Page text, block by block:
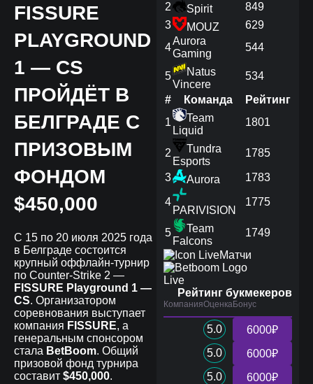
FISSURE
PLAYGROUND
1 — CS
ПРОЙДЁТ В
БЕЛГРАДЕ С
ПРИЗОВЫМ
ФОНДОМ
$450,000
С 15 по 20 июля 2025 года
в Белграде состоится
крупный оффлайн-турнир
по Counter-Strike 2 —
FISSURE Playground 1 —
CS. Организатором
соревнования выступает
компания FISSURE, а
генеральным спонсором
стала BetBoom. Общий
призовой фонд турнира
составит $450,000.
2
Spirit
849
3
MOUZ
629
4
Aurora
Gaming
544
5
Natus
Vincere
534
#
Команда
Рейтинг
1
Team
Liquid
1801
2
Tundra
Esports
1785
3 Aurora 1783
4
PARIVISION
1775
5
Team
Falcons
1749
Матчи
Live
Рейтинг букмекеров
КомпанияОценкаБонус
5.0
6000₽
5.0
6000₽
5.0
6000₽